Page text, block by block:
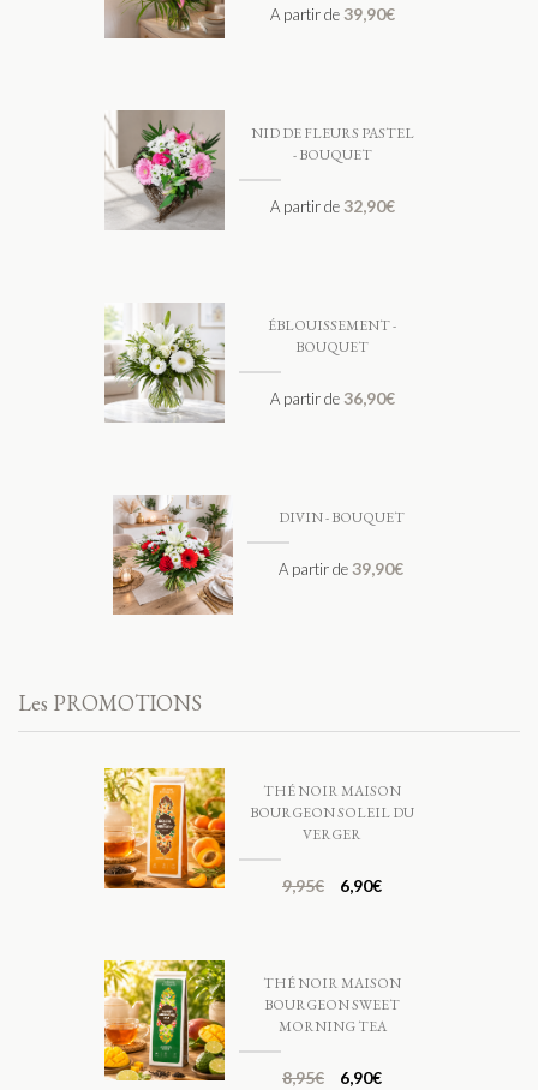
A partir de 39,90€
NID DE FLEURS PASTEL
- BOUQUET
A partir de 32,90€
ÉBLOUISSEMENT -
BOUQUET
A partir de 36,90€
DIVIN - BOUQUET
A partir de39,90€
Les PROMOTIONS
THÉ NOIR MAISON
BOURGEON SOLEIL DU
VERGER
9,95€ 6,90€
THÉ NOIR MAISON
BOURGEON SWEET
MORNING TEA
8,95€ 6,90€